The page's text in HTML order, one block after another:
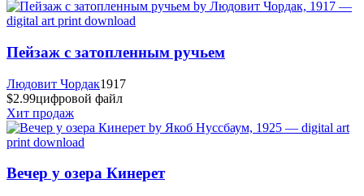
Пейзаж с затопленным ручьем
Людовит Чордак1917
$2.99цифровой файл
Хит продаж
Вечер у озера Кинерет